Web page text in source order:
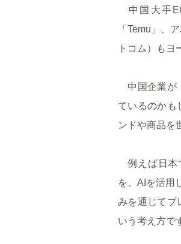
中国大手
「Temu」、
トコム）もヨ
中国企業が
ているのかも
ンドや商品を
例えば日本
を、AIを活用
みを通じてプ
いう考え方で
団閃購」で売上が伸びる5つの場面④〜外出・旅行